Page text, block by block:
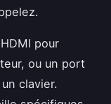
pour
ou un port
clavier.